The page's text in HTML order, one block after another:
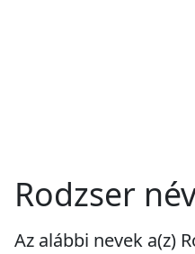
Rodzser
Az alábbi nevek a(z)